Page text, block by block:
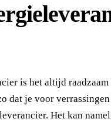
is het altijd
dat je voor
Het kan